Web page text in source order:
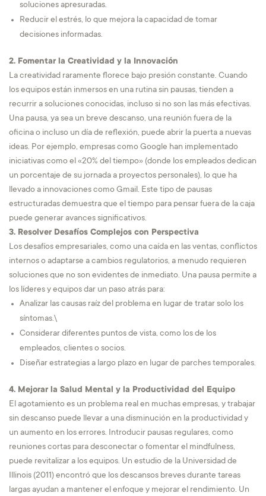
soluciones apresuradas.
Reducir el estrés, lo que mejora la capacidad de tomar
decisiones informadas.
2. Fomentar la Creatividad y la Innovación
La creatividad raramente florece bajo presión constante. Cuando
los equipos están inmersos en una rutina sin pausas, tienden a
recurrir a soluciones conocidas, incluso si no son las más efectivas.
Una pausa, ya sea un breve descanso, una reunión fuera de la
oficina o incluso un día de reflexión, puede abrir la puerta a nuevas
ideas. Por ejemplo, empresas como Google han implementado
iniciativas como el «20% del tiempo» (donde los empleados dedican
un porcentaje de su jornada a proyectos personales), lo que ha
llevado a innovaciones como Gmail. Este tipo de pausas
estructuradas demuestra que el tiempo para pensar fuera de la caja
puede generar avances significativos.
3. Resolver Desafíos Complejos con Perspectiva
Los desafíos empresariales, como una caída en las ventas, conflictos
internos o adaptarse a cambios regulatorios, a menudo requieren
soluciones que no son evidentes de inmediato. Una pausa permite a
los líderes y equipos dar un paso atrás para:
Analizar las causas raíz del problema en lugar de tratar solo los
síntomas.\
Considerar diferentes puntos de vista, como los de los
empleados, clientes o socios.
Diseñar estrategias a largo plazo en lugar de parches temporales.
4. Mejorar la Salud Mental y la Productividad del Equipo
El agotamiento es un problema real en muchas empresas, y trabajar
sin descanso puede llevar a una disminución en la productividad y
un aumento en los errores. Introducir pausas regulares, como
reuniones cortas para desconectar o fomentar el mindfulness,
puede revitalizar a los equipos. Un estudio de la Universidad de
Illinois (2011) encontró que los descansos breves durante tareas
largas ayudan a mantener el enfoque y mejorar el rendimiento. Un